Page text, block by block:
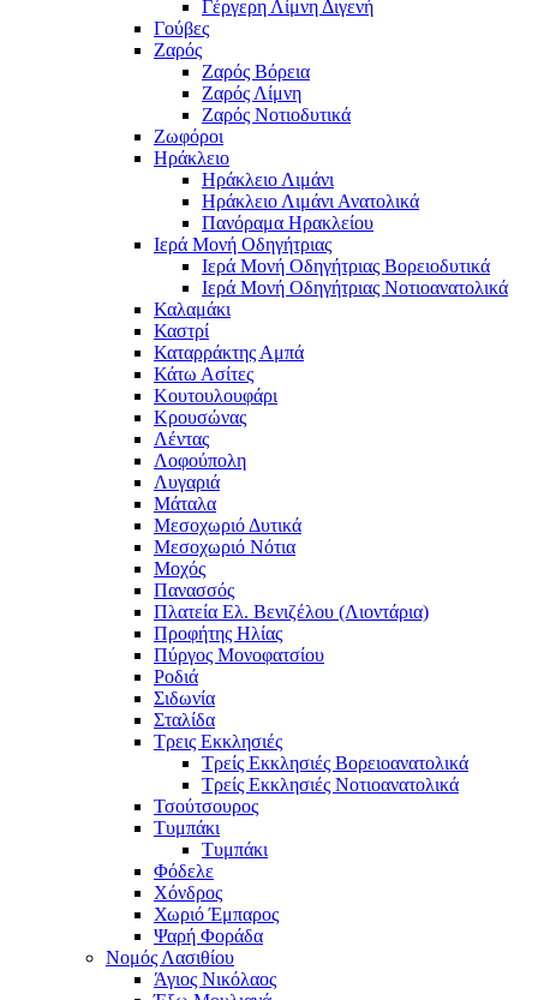
Γέργερη Λίμνη Διγενή
Γούβες
Ζαρός
Ζαρός Βόρεια
Ζαρός Λίμνη
Ζαρός Νοτιοδυτικά
Ζωφόροι
Ηράκλειο
Ηράκλειο Λιμάνι
Ηράκλειο Λιμάνι Ανατολικά
Πανόραμα Ηρακλείου
Ιερά Μονή Οδηγήτριας
Ιερά Μονή Οδηγήτριας Βορειοδυτικά
Ιερά Μονή Οδηγήτριας Νοτιοανατολικά
Καλαμάκι
Καστρί
Καταρράκτης Αμπά
Κάτω Ασίτες
Κουτουλουφάρι
Κρουσώνας
Λέντας
Λοφούπολη
Λυγαριά
Μάταλα
Μεσοχωριό Δυτικά
Μεσοχωριό Νότια
Μοχός
Πανασσός
Πλατεία Ελ. Βενιζέλου (Λιοντάρια)
Προφήτης Ηλίας
Πύργος Μονοφατσίου
Ροδιά
Σιδωνία
Σταλίδα
Τρεις Εκκλησιές
Τρείς Εκκλησιές Βορειοανατολικά
Τρείς Εκκλησιές Νοτιοανατολικά
Τσούτσουρος
Τυμπάκι
Τυμπάκι
Φόδελε
Χόνδρος
Χωριό Έμπαρος
Ψαρή Φοράδα
Νομός Λασιθίου
Άγιος Νικόλαος